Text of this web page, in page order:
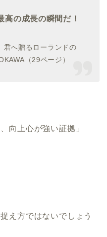
高の成長の瞬間だ！
君へ贈るローランドの
（29ページ）
向上心が強い証拠」
え方ではないでしょう